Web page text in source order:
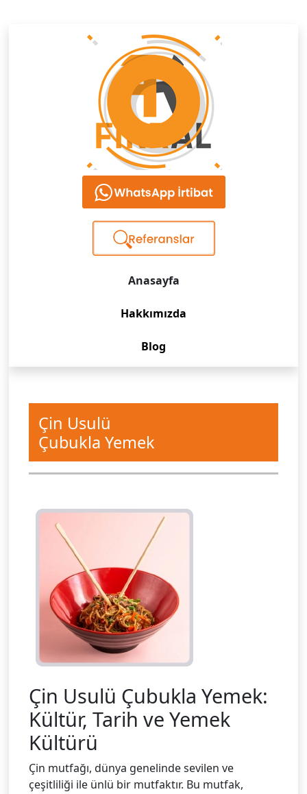
Anasayfa
Hakkımızda
Blog
Çin Usulü
Çubukla Yemek
Çin Usulü Çubukla Yemek:
Kültür, Tarih ve Yemek
Kültürü
Çin mutfağı, dünya genelinde sevilen ve
çeşitliliği ile ünlü bir mutfaktır. Bu mutfak,